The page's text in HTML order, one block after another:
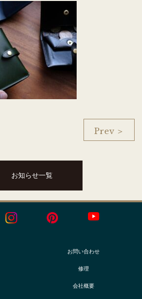
Prev ＞
お知らせ一覧
お問い合わせ
修理
会社概要